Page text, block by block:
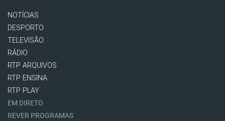
NOTÍCIAS
DESPORTO
TELEVISÃO
RÁDIO
RTP ARQUIVOS
RTP ENSINA
RTP PLAY
EM DIRETO
REVER PROGRAMAS